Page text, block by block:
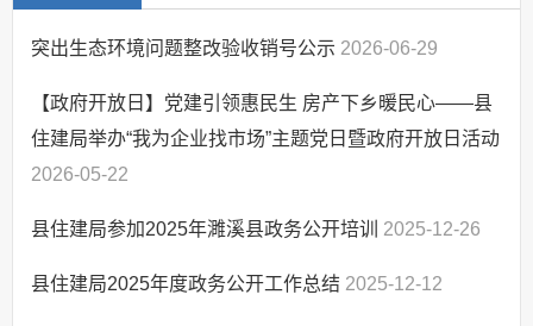
突出生态环境问题整改验收销号公示 2026-06-29
【政府开放日】党建引领惠民生 房产下乡暖民心——县
住建局举办“我为企业找市场”主题党日暨政府开放日活动
2026-05-22
县住建局参加2025年濉溪县政务公开培训 2025-12-26
县住建局2025年度政务公开工作总结 2025-12-12